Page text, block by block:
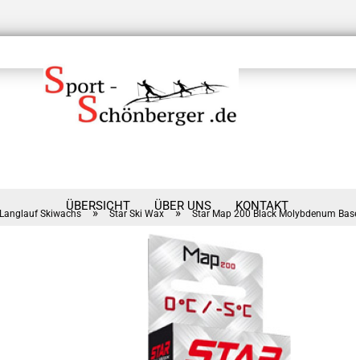
ÜBERSICHT ÜBER UNS KONTAKT
Langlauf Skiwachs » Star Ski Wax » Star Map 200 Black Molybdenum